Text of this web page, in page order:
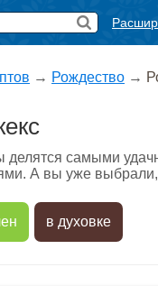
→ Рождество →
делятся самыми
А вы уже выбрали,
в духовке